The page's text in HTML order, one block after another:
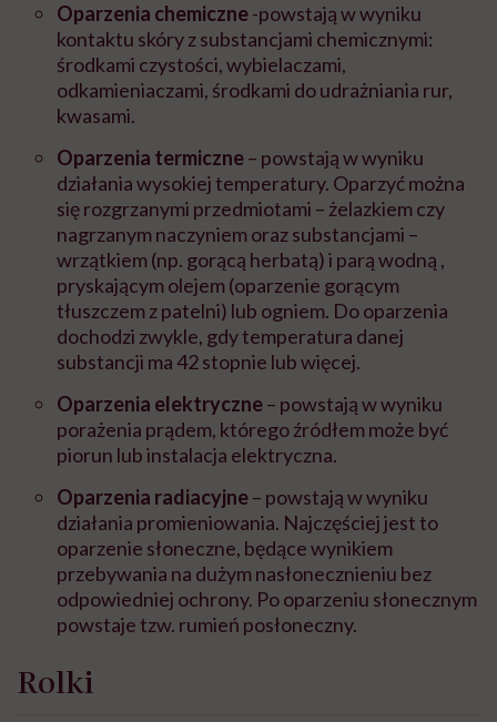
Oparzenia chemiczne-powstają w wyniku
kontaktu skóry z substancjami chemicznymi:
środkami czystości, wybielaczami,
odkamieniaczami, środkami do udrażniania rur,
kwasami.
Oparzenia termiczne– powstają w wyniku
działania wysokiej temperatury. Oparzyć można
się rozgrzanymi przedmiotami – żelazkiem czy
nagrzanym naczyniem oraz substancjami –
wrzątkiem (np. gorącą herbatą) i parą wodną ,
pryskającym olejem (oparzenie gorącym
tłuszczem z patelni) lub ogniem. Do oparzenia
dochodzi zwykle, gdy temperatura danej
substancji ma 42 stopnie lub więcej.
Oparzenia elektryczne– powstają w wyniku
porażenia prądem, którego źródłem może być
piorun lub instalacja elektryczna.
Oparzenia radiacyjne– powstają w wyniku
działania promieniowania. Najczęściej jest to
oparzenie słoneczne, będące wynikiem
przebywania na dużym nasłonecznieniu bez
odpowiedniej ochrony. Po oparzeniu słonecznym
powstaje tzw. rumień posłoneczny.
Rolki